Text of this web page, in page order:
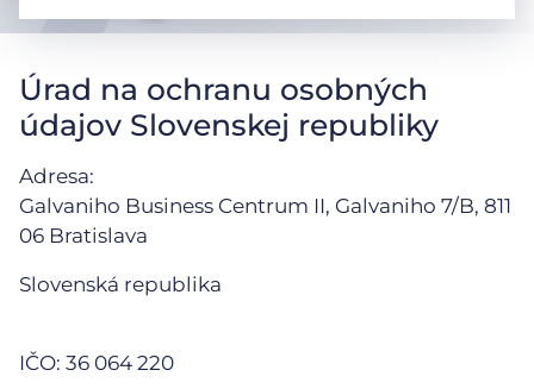
Úrad na ochranu osobných
údajov Slovenskej republiky
Adresa:
Galvaniho Business Centrum II, Galvaniho 7/B, 811
06 Bratislava
Slovenská republika
IČO: 36 064 220